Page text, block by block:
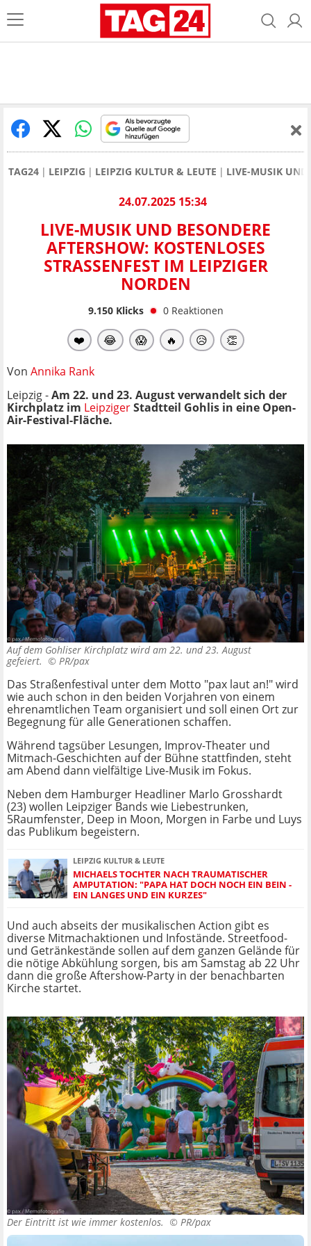
TAG24 LEIPZIG LEIPZIG KULTUR & LEUTE LIVE-MUSIK UND
24.07.2025 15:34
LIVE-MUSIK UND BESONDERE
AFTERSHOW: KOSTENLOSES
STRASSENFEST IM LEIPZIGER N
ORDEN
9.150Klicks 0 Reaktionen
❤️ 😂 😱 🔥 😥 👏
Von Annika Rank
Leipzig -Am 22. und 23. August verwandelt sich der
Kirchplatz im LeipzigerStadtteil Gohlis in eine Open-
Air-Festival-Fläche.
Auf dem Gohliser Kirchplatz wird am 22. und 23. August
gefeiert. © PR/pax
Das Straßenfestival unter dem Motto "pax laut an!" wird
wie auch schon in den beiden Vorjahren von einem
ehrenamtlichen Team organisiert und soll einen Ort zur
Begegnung für alle Generationen schaffen.
Während tagsüber Lesungen, Improv-Theater und
Mitmach-Geschichten auf der Bühne stattfinden, steht
am Abend dann vielfältige Live-Musik im Fokus.
Neben dem Hamburger Headliner Marlo Grosshardt
(23) wollen Leipziger Bands wie Liebestrunken,
5Raumfenster, Deep in Moon, Morgen in Farbe und Luys
das Publikum begeistern.
LEIPZIG KULTUR & LEUTE
MICHAELS TOCHTER NACH TRAUMATISCHER
AMPUTATION: "PAPA HAT DOCH NOCH EIN BEIN -
EIN LANGES UND EIN KURZES"
Und auch abseits der musikalischen Action gibt es
diverse Mitmachaktionen und Infostände. Streetfood-
und Getränkestände sollen auf dem ganzen Gelände für
die nötige Abkühlung sorgen, bis am Samstag ab 22 Uhr
dann die große Aftershow-Party in der benachbarten
Kirche startet.
Der Eintritt ist wie immer kostenlos. © PR/pax